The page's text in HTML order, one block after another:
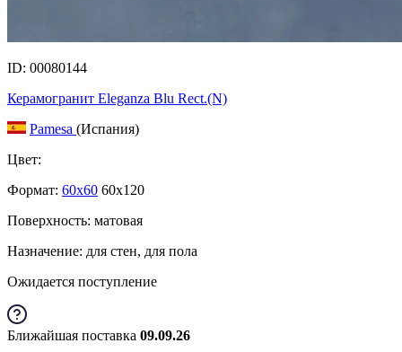
ID: 00080144
Керамогранит Eleganza Blu Rect.(N)
Pamesa (Испания)
Цвет:
Формат: 60x60 60x120
Поверхность: матовая
Назначение: для стен, для пола
Ожидается поступление
Ближайшая поставка 09.09.26